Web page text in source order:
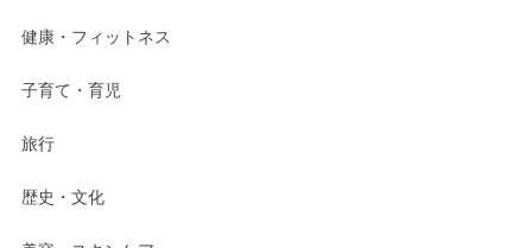
健康・フィットネス
子育て・育児
旅行
歴史・文化